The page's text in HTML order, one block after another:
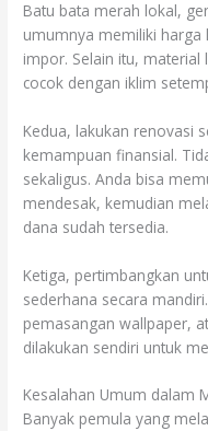
Batu bata merah lokal,
umumnya memiliki
impor. Selain itu,
cocok dengan iklim
Kedua, lakukan renovasi
kemampuan finansial.
sekaligus. Anda bisa
mendesak, kemudian
dana sudah tersedia.
Ketiga, pertimbangkan
sederhana secara
pemasangan wallpaper,
dilakukan sendiri untuk
Kesalahan Umum dalam
Banyak pemula yang